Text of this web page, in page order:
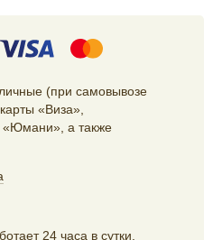
(при самовывозе
«Виза»,
а также
24 часа в сутки,